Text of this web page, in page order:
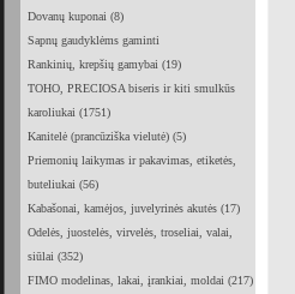
Dovanų kuponai (8)
Sapnų gaudyklėms gaminti
Rankinių, krepšių gamybai (19)
TOHO, PRECIOSA biseris ir kiti smulkūs
karoliukai (1751)
Kanitelė (prancūziška vielutė) (5)
Priemonių laikymas ir pakavimas, etiketės,
buteliukai (56)
Kabašonai, kamėjos, juvelyrinės akutės (17)
Odelės, juostelės, virvelės, troseliai, valai,
siūlai (352)
FIMO modelinas, lakai, įrankiai, moldai (217)